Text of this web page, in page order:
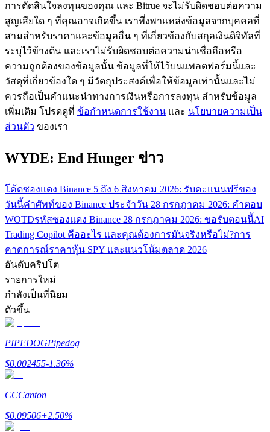
ได้รับ
พาวเวอร์พิกกี้
รับรางวัลการแข่งขันทุกวัน
การปักหลัก
ผลตอบแทนสูงและเข้าถึงได้ทันที
การตัดสินใจลงทุนของคุณ และ Bitrue จะไม่รับผิดชอบต่อความ
สูญเสียใด ๆ ที่คุณอาจเกิดขึ้น เราพึ่งพาแหล่งข้อมูลจากบุคคลที่
สามสำหรับราคาและข้อมูลอื่น ๆ ที่เกี่ยวข้องกับสกุลเงินดิจิทัลที่
ระบุไว้ข้างต้น และเราไม่รับผิดชอบต่อความน่าเชื่อถือหรือ
ความถูกต้องของข้อมูลนั้น ข้อมูลที่ให้ไว้บนแพลตฟอร์มนี้และ
วัสดุที่เกี่ยวข้องใด ๆ มีวัตถุประสงค์เพื่อให้ข้อมูลเท่านั้นและไม่
ควรถือเป็นคำแนะนำทางการเงินหรือการลงทุน สำหรับข้อมูล
เพิ่มเติม โปรดดูที่ ข้อกำหนดการใช้งาน และ นโยบายความเป็น
ส่วนตัว ของเรา
WYDE: End Hunger ข่าว
โค้ดซองแดง Binance 5 ถึง 6 สิงหาคม 2026: รับคะแนนฟรีของ
วันนี้คำศัพท์ของ Binance ประจำวัน 28 กรกฎาคม 2026: คำตอบ
WOTDรหัสซองแดง Binance 28 กรกฎาคม 2026: ขอรับตอนนี้AI
Trading Copilot คืออะไร และคุณต้องการมันจริงหรือไม่?การ
คาดการณ์ราคาหุ้น SPY และแนวโน้มตลาด 2026
อันดับคริปโต
รายการใหม่
กำลังเป็นที่นิยม
ตัวขึ้น
PIPEDOGPipedog
$0.002455-1.36%
CCCanton
$0.09506+2.50%